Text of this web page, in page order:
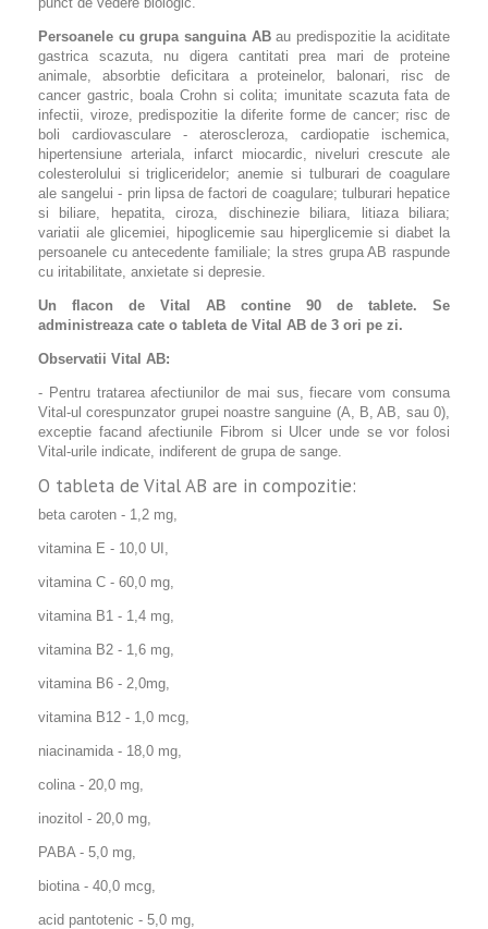
Persoanele cu grupa sanguina ABau predispozitie la aciditate
gastrica scazuta, nu digera cantitati prea mari de proteine
animale, absorbtie deficitara a proteinelor, balonari, risc de
cancer gastric, boala Crohn si colita; imunitate scazuta fata de
infectii, viroze, predispozitie la diferite forme de cancer; risc de
boli cardiovasculare - ateroscleroza, cardiopatie ischemica,
hipertensiune arteriala, infarct miocardic, niveluri crescute ale
colesterolului si trigliceridelor; anemie si tulburari de coagulare
ale sangelui - prin lipsa de factori de coagulare; tulburari hepatice
si biliare, hepatita, ciroza, dischinezie biliara, litiaza biliara;
variatii ale glicemiei, hipoglicemie sau hiperglicemie si diabet la
persoanele cu antecedente familiale; la stres grupa AB raspunde
cu iritabilitate, anxietate si depresie.
Un flacon de Vital AB contine 90 de tablete. Se
administreaza cate o tableta de Vital AB de 3 ori pe zi.
Observatii Vital AB:
- Pentru tratarea afectiunilor de mai sus, fiecare vom consuma
Vital-ul corespunzator grupei noastre sanguine (A, B, AB, sau 0),
exceptie facand afectiunile Fibrom si Ulcer unde se vor folosi
Vital-urile indicate, indiferent de grupa de sange.
O tableta de Vital AB are in compozitie:
beta caroten - 1,2 mg,
vitamina E - 10,0 UI,
vitamina C - 60,0 mg,
vitamina B1 - 1,4 mg,
vitamina B2 - 1,6 mg,
vitamina B6 - 2,0mg,
vitamina B12 - 1,0 mcg,
niacinamida - 18,0 mg,
colina - 20,0 mg,
inozitol - 20,0 mg,
PABA - 5,0 mg,
biotina - 40,0 mcg,
acid pantotenic - 5,0 mg,